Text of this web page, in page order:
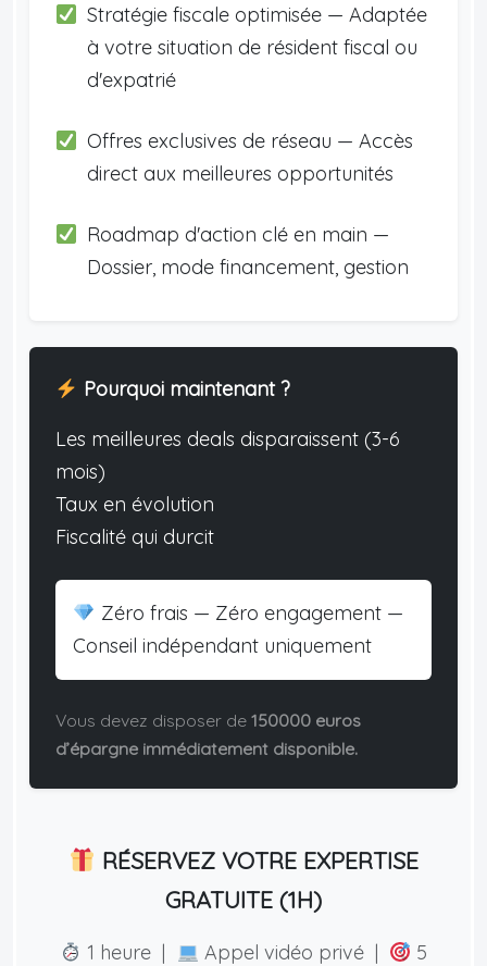
Stratégie fiscale optimisée — Adaptée
à votre situation de résident fiscal ou
d'expatrié
Offres exclusives de réseau — Accès
direct aux meilleures opportunités
Roadmap d'action clé en main —
Dossier, mode financement, gestion
Pourquoi maintenant ?
Les meilleures deals disparaissent (3-6
mois)
Taux en évolution
Fiscalité qui durcit
Zéro frais — Zéro engagement —
Conseil indépendant uniquement
Vous devez disposer de 150000 euros
d’épargne immédiatement disponible.
RÉSERVEZ VOTRE EXPERTISE
GRATUITE (1H)
1 heure | Appel vidéo privé |
5